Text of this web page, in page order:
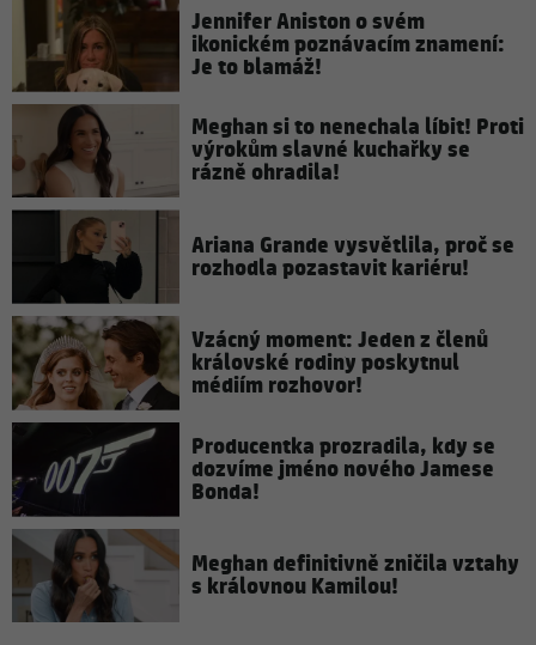
Jennifer Aniston o svém
ikonickém poznávacím znamení:
Je to blamáž!
Meghan si to nenechala líbit! Proti
výrokům slavné kuchařky se
rázně ohradila!
Ariana Grande vysvětlila, proč se
rozhodla pozastavit kariéru!
Vzácný moment: Jeden z členů
královské rodiny poskytnul
médiím rozhovor!
Producentka prozradila, kdy se
dozvíme jméno nového Jamese
Bonda!
Meghan definitivně zničila vztahy
s královnou Kamilou!